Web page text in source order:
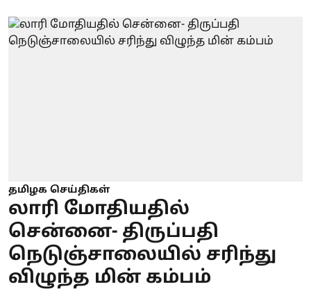
தமிழக செய்திகள்
லாரி மோதியதில்
சென்னை- திருப்பதி
நெடுஞ்சாலையில் சரிந்து
விழுந்த மின் கம்பம்